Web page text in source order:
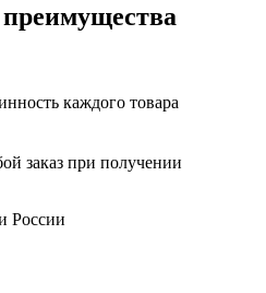
каждого товара
заказ при получении
России